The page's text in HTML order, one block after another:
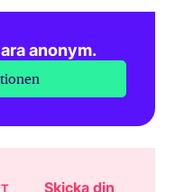
anonym.
Skicka din